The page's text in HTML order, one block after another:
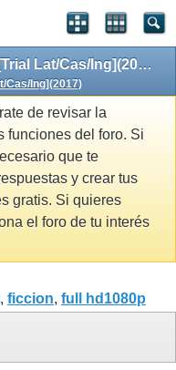
Pequeña Gran Vida [m1080p][Trial Lat/Cas/Ing](2017)
Cas/Ing](2017)
de revisar la
funciones del foro. Si
que te
y crear tus
gratis. Si quieres
el foro de tu interés
, ficcion, full hd1080p